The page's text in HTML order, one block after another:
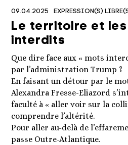
09.04.2025 EXPRESSION(S)
Le territoire et
interdits
Que dire face aux « mots
par l’administration Trump ?
En faisant un détour par le
Alexandra Fresse-Eliazord
faculté à « aller voir sur la
comprendre l’altérité.
Pour aller au-delà de
passe Outre-Atlantique.